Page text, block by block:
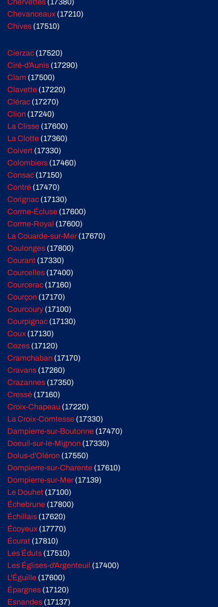
Chervettes (17380)
Chevanceaux (17210)
Chives (17510)
Cierzac (17520)
Ciré-d'Aunis (17290)
Clam (17500)
Clavette (17220)
Clérac (17270)
Clion (17240)
La Clisse (17600)
La Clotte (17360)
Coivert (17330)
Colombiers (17460)
Consac (17150)
Contré (17470)
Corignac (17130)
Corme-Écluse (17600)
Corme-Royal (17600)
La Couarde-sur-Mer(17670)
Coulonges (17800)
Courant (17330)
Courcelles (17400)
Courcerac (17160)
Courçon (17170)
Courcoury (17100)
Courpignac (17130)
Coux (17130)
Cozes (17120)
Cramchaban (17170)
Cravans (17260)
Crazannes (17350)
Cressé (17160)
Croix-Chapeau (17220)
La Croix-Comtesse (17330)
Dampierre-sur-Boutonne (17470)
Doeuil-sur-le-Mignon (17330)
Dolus-d'Oléron (17550)
Dompierre-sur-Charente (17610)
Dompierre-sur-Mer(17139)
Le Douhet (17100)
Échebrune (17800)
Échillais (17620)
Écoyeux (17770)
Écurat (17810)
Les Éduts (17510)
Les Églises-d'Argenteuil (17400)
L'Éguille (17600)
Épargnes (17120)
Esnandes (17137)